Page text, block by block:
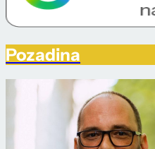
Pozadina